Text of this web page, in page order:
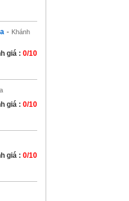
- Khánh
giá : 0/10
giá : 0/10
giá : 0/10